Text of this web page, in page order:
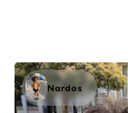
Nardos